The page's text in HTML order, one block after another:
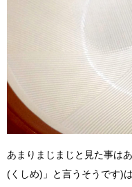
あまりまじまじと見た事は
(くしめ)」と言うそうです)